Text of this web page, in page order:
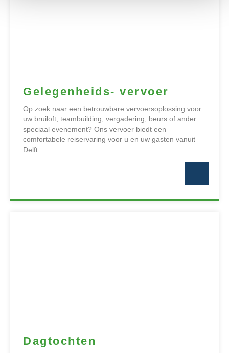
Gelegenheids- vervoer
Op zoek naar een betrouwbare vervoersoplossing voor
uw bruiloft, teambuilding, vergadering, beurs of ander
speciaal evenement? Ons vervoer biedt een
comfortabele reiservaring voor u en uw gasten vanuit
Delft.
Dagtochten